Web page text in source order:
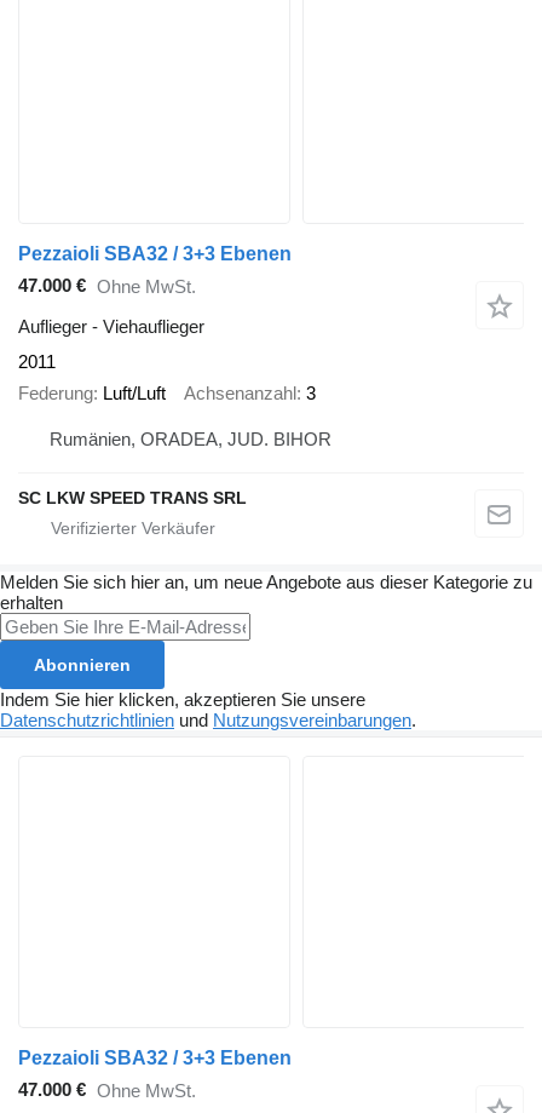
Pezzaioli SBA32 / 3+3 Ebenen
47.000 € Ohne MwSt.
Auflieger - Viehauflieger
2011
Federung Luft/Luft Achsenanzahl 3
Rumänien, ORADEA, JUD. BIHOR
SC LKW SPEED TRANS SRL
Melden Sie sich hier an, um neue Angebote aus dieser Kategorie zu
erhalten
Abonnieren
Indem Sie hier klicken, akzeptieren Sie unsere
Datenschutzrichtlinien und Nutzungsvereinbarungen.
Pezzaioli SBA32 / 3+3 Ebenen
47.000 € Ohne MwSt.